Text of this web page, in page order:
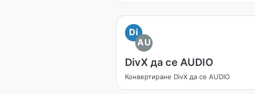
Di
AU
DivX да се AUDIO
Конвертиране DivX да се AUDIO